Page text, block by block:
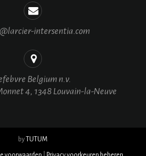
intersentia.com
Belgium n.v.
4, 1348 Louvain-la-Neuve
by TUTUM